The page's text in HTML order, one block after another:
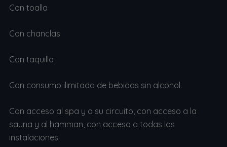
Con toalla
Con chanclas
Con taquilla
Con consumo ilimitado de bebidas sin alcohol.
Con acceso al spa y a su circuito, con acceso a la
sauna y al hamman, con acceso a todas las
instalaciones